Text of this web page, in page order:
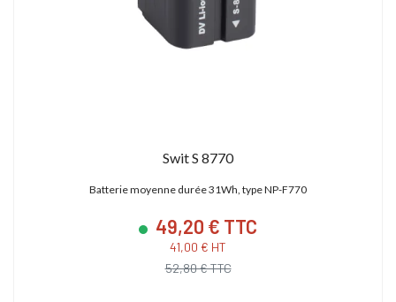
Swit S 8770
Batterie moyenne durée 31Wh, type NP-F770
49,20 € TTC
41,00 € HT
52,80 € TTC